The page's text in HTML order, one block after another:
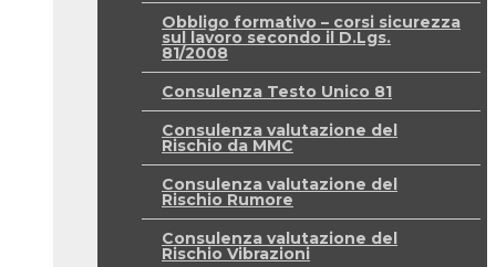
Obbligo formativo – corsi sicurezza
sul lavoro secondo il D.Lgs.
81/2008
Consulenza Testo Unico 81
Consulenza valutazione del
Rischio da MMC
Consulenza valutazione del
Rischio Rumore
Consulenza valutazione del
Rischio Vibrazioni